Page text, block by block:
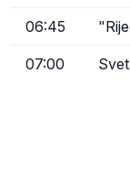
06:45
07:00